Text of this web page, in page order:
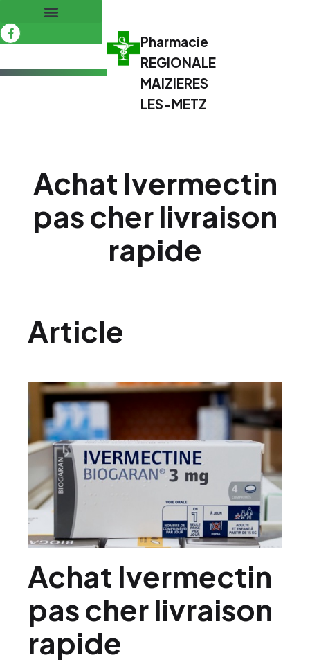
Pharmacie
REGIONALE
MAIZIERES
LES-METZ
Achat Ivermectin
pas cher livraison
rapide
Article
Achat Ivermectin
pas cher livraison
rapide